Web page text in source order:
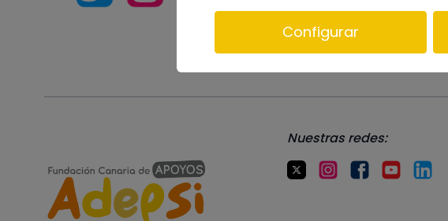
Nuestras redes:
Configurar